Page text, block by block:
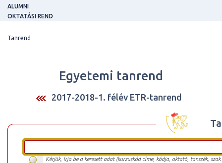
ALUMNI
OKTATÁSI REND
Tanrend
Egyetemi tanrend
2017-2018-1. félév ETR-tanrend
Kérjük, írja be a keresett adat (kurzuskód címe, kódja, oktató, tanszék,